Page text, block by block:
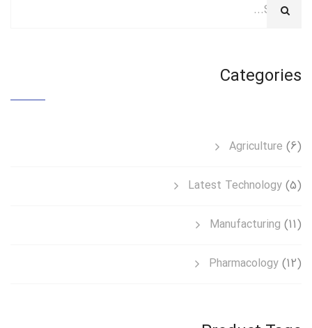
Categories
Agriculture (6)
Latest Technology (5)
Manufacturing (11)
Pharmacology (12)